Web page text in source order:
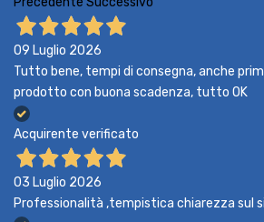
09 Luglio 2026
Tutto bene, tempi di consegna, anche
prodotto con buona scadenza, tutto OK
Acquirente verificato
03 Luglio 2026
Professionalità ,tempistica chiarezza sul